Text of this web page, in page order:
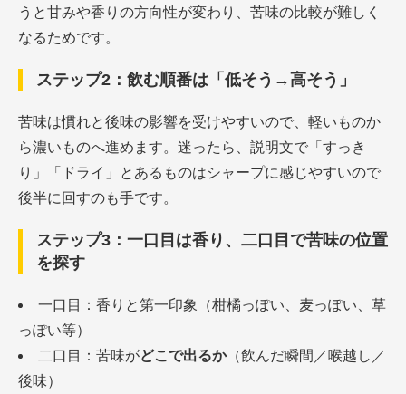
うと甘みや香りの方向性が変わり、苦味の比較が難しく
なるためです。
ステップ2：飲む順番は「低そう→高そう」
苦味は慣れと後味の影響を受けやすいので、軽いものか
ら濃いものへ進めます。迷ったら、説明文で「すっき
り」「ドライ」とあるものはシャープに感じやすいので
後半に回すのも手です。
ステップ3：一口目は香り、二口目で苦味の位置
を探す
一口目：香りと第一印象（柑橘っぽい、麦っぽい、草
っぽい等）
二口目：苦味がどこで出るか（飲んだ瞬間／喉越し／
後味）